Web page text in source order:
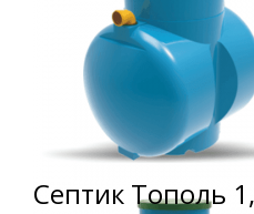
Септик Тополь